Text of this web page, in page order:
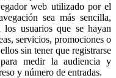
web utilizado por el
sea más sencilla,
usuarios que se hayan
servicios, promociones o
sin tener que registrarse
medir la audiencia y
y número de entradas.